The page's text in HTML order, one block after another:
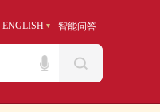
ENGLISH 智能问答